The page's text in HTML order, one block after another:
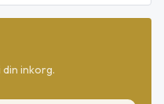
inkorg.